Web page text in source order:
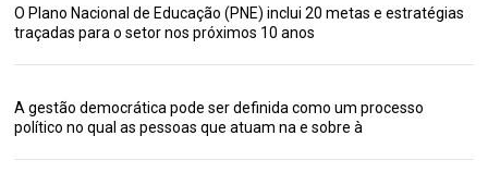
O Plano Nacional de Educação (PNE) inclui 20 metas e estratégias
traçadas para o setor nos próximos 10 anos
A gestão democrática pode ser definida como um processo
político no qual as pessoas que atuam na e sobre à